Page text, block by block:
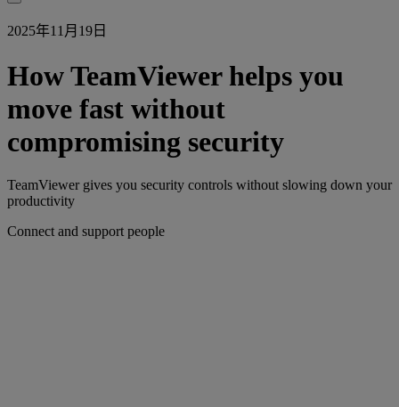
2025年11月19日
How TeamViewer helps you
move fast without
compromising security
TeamViewer gives you security controls without slowing down your
productivity
Connect and support people